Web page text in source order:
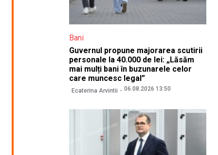
Bani
Guvernul propune majorarea scutirii
personale la 40.000 de lei: „Lăsăm
mai mulți bani în buzunarele celor
care muncesc legal”
Ecaterina Arvintii 06.08.2026 13:50